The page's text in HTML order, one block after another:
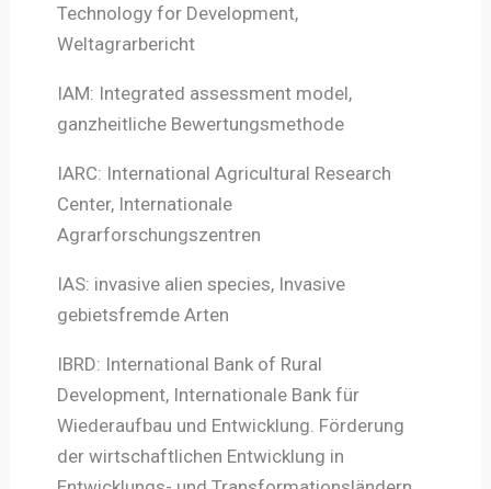
Technology for Development,
Weltagrarbericht
IAM: Integrated assessment model,
ganzheitliche Bewertungsmethode
IARC: International Agricultural Research
Center, Internationale
Agrarforschungszentren
IAS: invasive alien species, Invasive
gebietsfremde Arten
IBRD: International Bank of Rural
Development, Internationale Bank für
Wiederaufbau und Entwicklung. Förderung
der wirtschaftlichen Entwicklung in